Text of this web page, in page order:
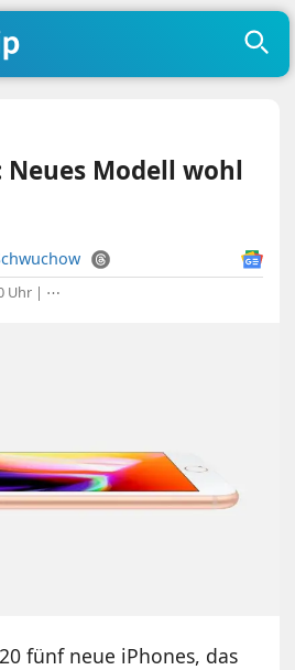
Neues Modell wohl
Uhr | ⋯
fünf neue iPhones, das